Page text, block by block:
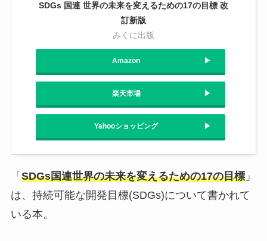
SDGs 国連 世界の未来を変えるための17の目標 改
訂新版
みくに出版
Amazon
楽天市場
Yahooショッピング
「 SDGs国連世界の未来を変えるための17の目標」
は、持続可能な開発目標(SDGs)について書かれて
いる本。